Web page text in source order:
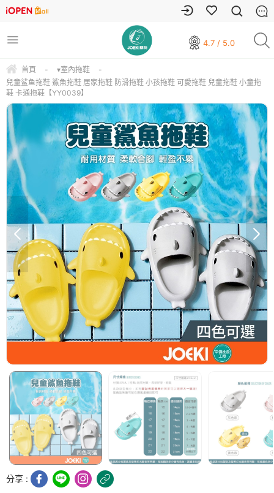
4.7 / 5.0
首頁 - ▾室內拖鞋
-
兒童鲨鱼拖鞋 鯊魚拖鞋 居家拖鞋 防滑拖鞋 小孩拖鞋 可愛拖鞋 兒童拖鞋 小童拖
鞋 卡通拖鞋【YY0039】
分享 :